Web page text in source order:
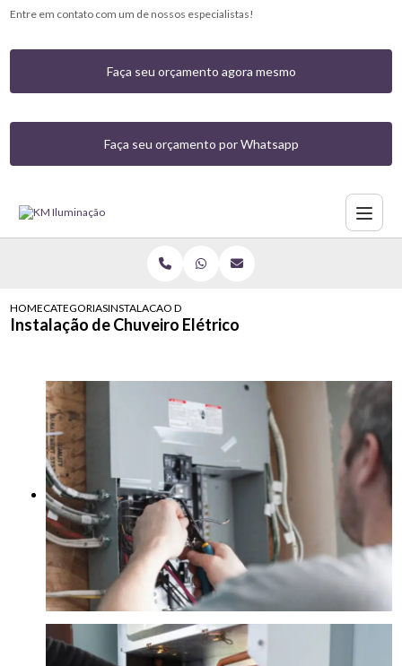
Entre em contato com um de nossos especialistas!
Faça seu orçamento agora mesmo
Faça seu orçamento por Whatsapp
HOMECATEGORIASINSTALACAO DE CHUVEIRO ELETRICO
Instalação de Chuveiro Elétrico